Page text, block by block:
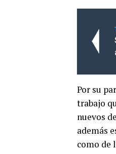
Por su
trabajo
nuevos
además
como de